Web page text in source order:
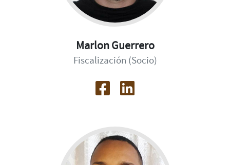
Marlon Guerrero
Fiscalización (Socio)